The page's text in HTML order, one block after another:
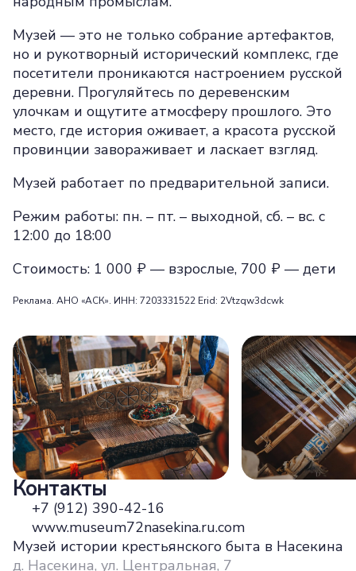
Музей — это не только собрание артефактов,
но и рукотворный исторический комплекс, где
посетители проникаются настроением русской
деревни. Прогуляйтесь по деревенским
улочкам и ощутите атмосферу прошлого. Это
место, где история оживает, а красота русской
провинции завораживает и ласкает взгляд.
Музей работает по предварительной записи.
Режим работы: пн. – пт. – выходной, сб. – вс. с
12:00 до 18:00
Стоимость: 1 000 ₽ — взрослые, 700 ₽ — дети
Реклама. АНО «АСК». ИНН: 7203331522 Erid: 2Vtzqw3dcwk
Контакты
+7 (912) 390-42-16
www.museum72nasekina.ru.com
Музей истории крестьянского быта в Насекина
д. Насекина, ул. Центральная, 7